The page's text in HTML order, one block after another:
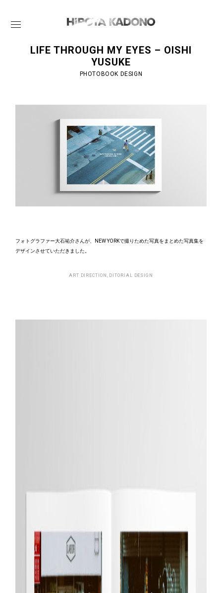
LIFE THROUGH MY EYES – OISHI
YUSUKE
PHOTOBOOK DESIGN
フォトグラファー大石祐介さんが、NEW YORKで撮りためた写真をまとめた写真集を
デザインさせていただきました。
ART DIRECTION, DITORIAL DESIGN